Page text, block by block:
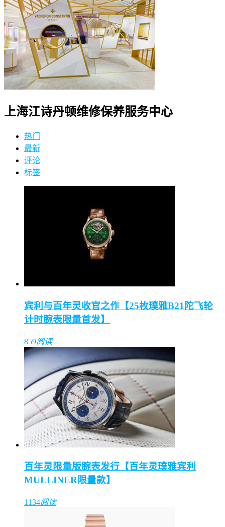
上海江诗丹顿维修保养服务中心
热门
最新
评论
标签
宾利与百年灵收官之作【25枚璞雅B21陀飞轮
计时腕表限量首发】
859阅读
百年灵限量版腕表发行【百年灵璞雅宾利
MULLINER限量款】
1134阅读